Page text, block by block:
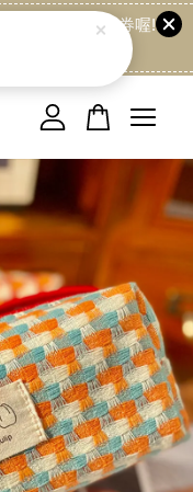
領取專屬折扣券喔!
空的。